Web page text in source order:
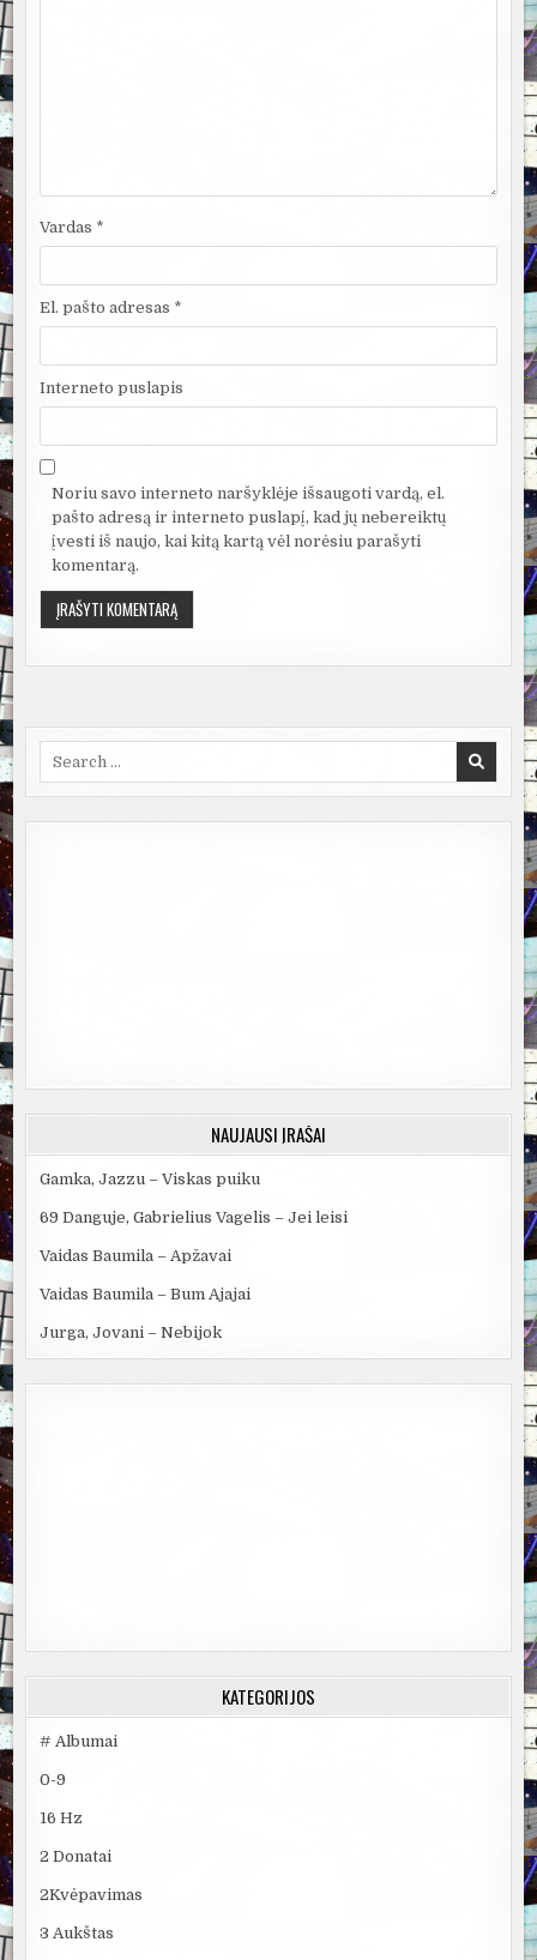
Vardas *
El. pašto adresas *
Interneto puslapis
Noriu savo interneto naršyklėje išsaugoti vardą, el.
pašto adresą ir interneto puslapį, kad jų nebereiktų
įvesti iš naujo, kai kitą kartą vėl norėsiu parašyti
komentarą.
NAUJAUSI ĮRAŠAI
Gamka, Jazzu – Viskas puiku
69 Danguje, Gabrielius Vagelis – Jei leisi
Vaidas Baumila – Apžavai
Vaidas Baumila – Bum Ajajai
Jurga, Jovani – Nebijok
KATEGORIJOS
# Albumai
0-9
16 Hz
2 Donatai
2Kvėpavimas
3 Aukštas